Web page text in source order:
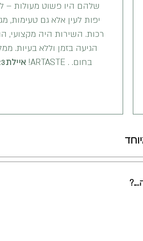
שלהם היו פשוט מעולות –
יפות לעין אלא גם טעימות,
רכות. השירות היה מקצועי,
הגיעה בזמן וללא בעיות.
בחום. . ARTASTE!
איילת